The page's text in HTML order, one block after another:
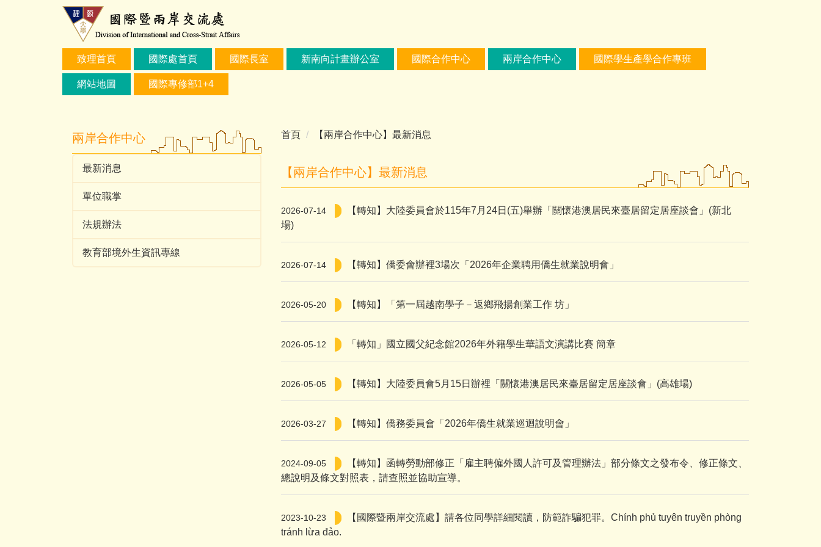
致理首頁 國際處首頁 國際長室 新南向計畫辦公室 國際合作中心 兩岸合作中心 國際學生產學合作專班
網站地圖 國際專修部1+4
兩岸合作中心
最新消息
單位職掌
法規辦法
教育部境外生資訊專線
首頁 【兩岸合作中心】最新消息
【兩岸合作中心】最新消息
2026-07-14
【轉知】大陸委員會於115年7月24日(五)舉辦「關懷港澳居民來臺居留定居座談會」(新北
場)
2026-07-14 【轉知】僑委會辦裡3場次「2026年企業聘用僑生就業說明會」
2026-05-20 【轉知】「第一屆越南學子－返鄉飛揚創業工作 坊」
2026-05-12 「轉知」國立國父紀念館2026年外籍學生華語文演講比賽 簡章
2026-05-05 【轉知】大陸委員會5月15日辦裡「關懷港澳居民來臺居留定居座談會」(高雄場)
2026-03-27 【轉知】僑務委員會「2026年僑生就業巡迴說明會」
2024-09-05
【轉知】函轉勞動部修正「雇主聘僱外國人許可及管理辦法」部分條文之發布令、修正條文、
總說明及條文對照表，請查照並協助宣導。
2023-10-23
【國際暨兩岸交流處】請各位同學詳細閱讀，防範詐騙犯罪。Chính phủ tuyên truyền phòng
tránh lừa đảo.